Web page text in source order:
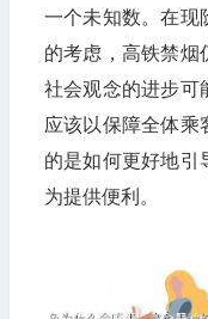
一个未知数。在现
的考虑，高铁禁烟
社会观念的进步可
应该以保障全体乘
的是如何更好地引
为提供便利。